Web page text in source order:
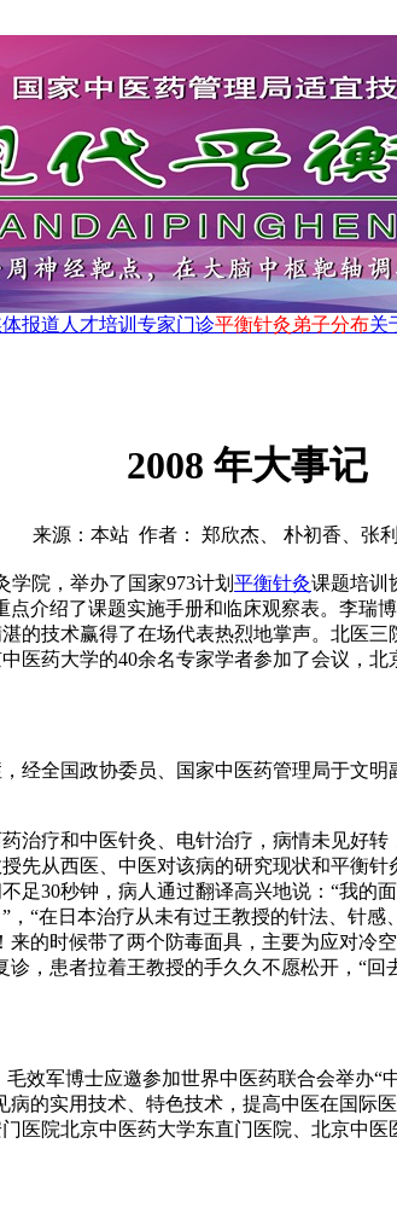
报道 人才培训 专家门诊平衡针灸弟子分布关
2008 年大事记
来源：本站 作者： 郑欣杰、 朴初香、张
院，举办了国家973计划 平衡针灸课题培训
介绍了课题实施手册和临床观察表。李瑞
的技术赢得了在场代表热烈地掌声。北医
医药大学的40余名专家学者参加了会议，
全国政协委员、国家中医药管理局于文明
疗和中医针灸、电针治疗，病情未见好转
先从西医、中医对该病的研究现状和平衡
足30秒钟，病人通过翻译高兴地说：“我的
，“在日本治疗从未有过王教授的针法、针
的时候带了两个防毒面具，主要为应对冷
，患者拉着王教授的手久久不愿松开，“
军博士应邀参加世界中医药联合会举办“
的实用技术、特色技术，提高中医在国际
医院北京中医药大学东直门医院、北京中